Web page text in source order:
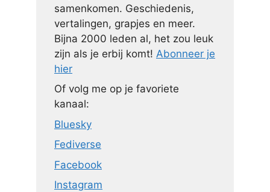
samenkomen. Geschiedenis,
vertalingen, grapjes en meer.
Bijna 2000 leden al, het zou leuk
zijn als je erbij komt! Abonneer je
hier
Of volg me op je favoriete
kanaal:
Bluesky
Fediverse
Facebook
Instagram